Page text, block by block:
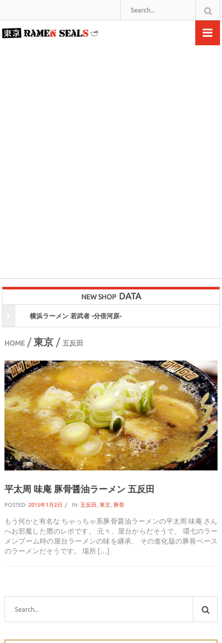
NEW SHOP DATA
横浜ラーメン 若武者 -分倍河原-
HOME/東京/ 五反田
平太周 味庵 豚骨醤油ラーメン 五反田
POSTED: 2015年1月2日 IN: 五反田, 東京, 豚骨
もう何かと有名な ちゃっちゃ系豚骨醤油ラーメンの平太周 味庵 さん
へお邪魔した際のレポです。 元々、屋台からだそうで、 環七のラー
メンブーム時の屋台ラーメンの味を継承、 その進化版の豚骨ベース
のラーメンだそうです。 場所 […]